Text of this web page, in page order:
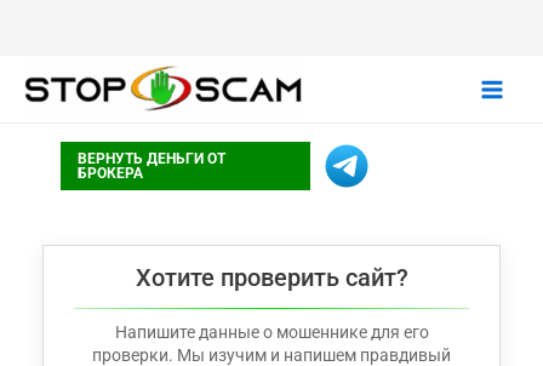
ВЕРНУТЬ ДЕНЬГИ ОТ
БРОКЕРА
Хотите проверить сайт?
Напишите данные о мошеннике для его
проверки. Мы изучим и напишем правдивый